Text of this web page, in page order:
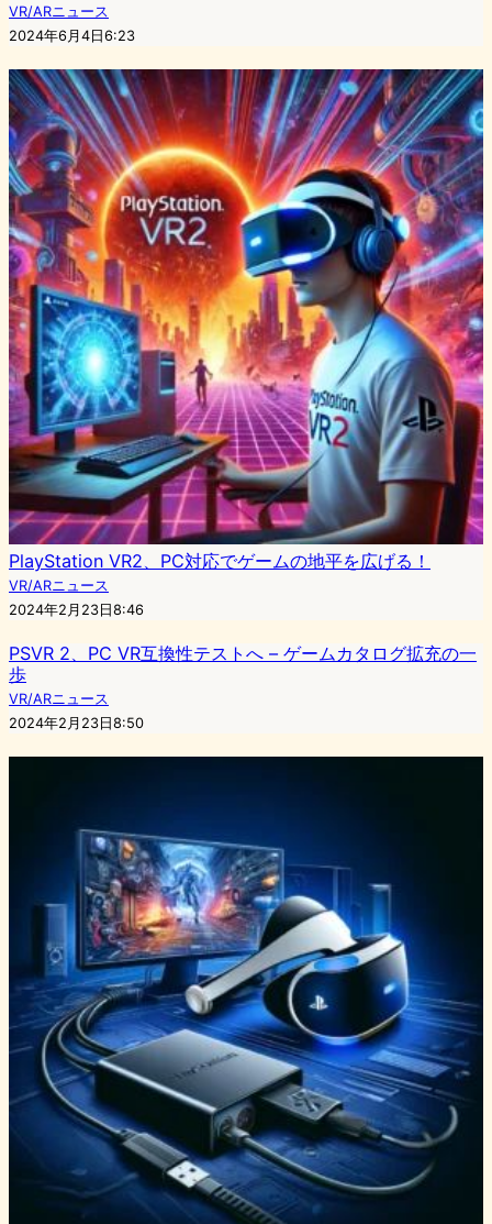
VR/ARニュース
2024年6月4日6:23
PlayStation VR2、PC対応でゲームの地平を広げる！
VR/ARニュース
2024年2月23日8:46
PSVR 2、PC VR互換性テストへ – ゲームカタログ拡充の一
歩
VR/ARニュース
2024年2月23日8:50